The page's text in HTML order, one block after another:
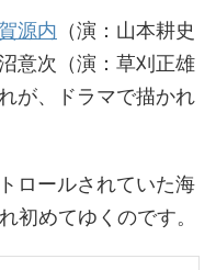
源内 （演：山本耕史
意次（演：草刈正雄
が、ドラマで描かれ
ロールされていた海
初めてゆくのです。